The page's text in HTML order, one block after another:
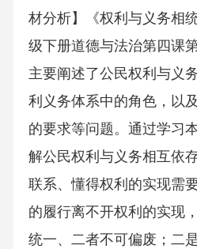
材分析】《权利与义务相
级下册道德与法治第四课
主要阐述了公民权利与义
利义务体系中的角色，以
的要求等问题。通过学习
解公民权利与义务相互依
联系、懂得权利的实现需
的履行离不开权利的实现
统一、二者不可偏废；二